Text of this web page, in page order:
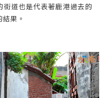
街道也是代表著鹿港過去的
果。